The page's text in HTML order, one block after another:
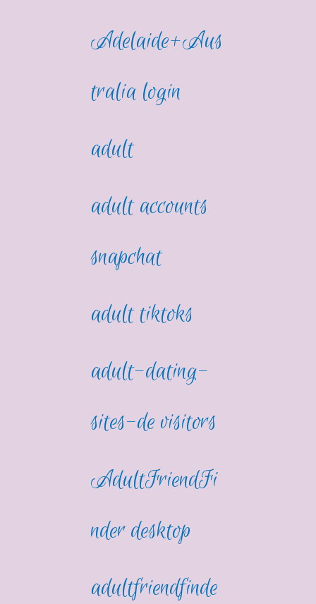
Adelaide+Aus
tralia login
adult
adult accounts
snapchat
adult tiktoks
adult-dating-
sites-de visitors
AdultFriendFi
nder desktop
adultfriendfinde